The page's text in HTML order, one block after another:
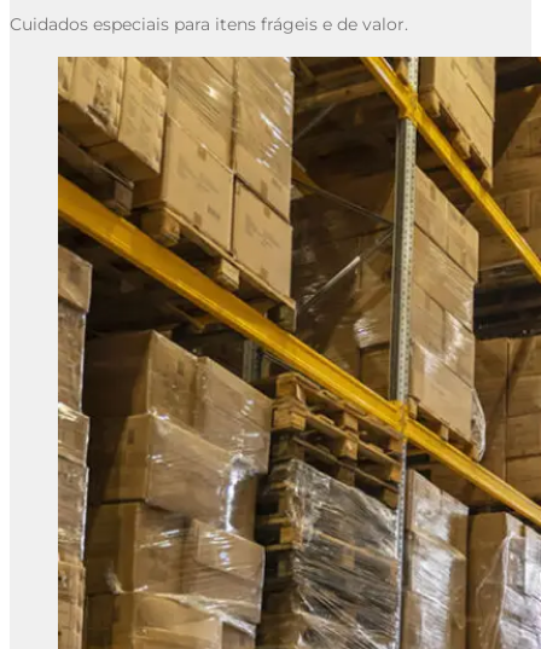
Cuidados especiais para itens frágeis e de valor.